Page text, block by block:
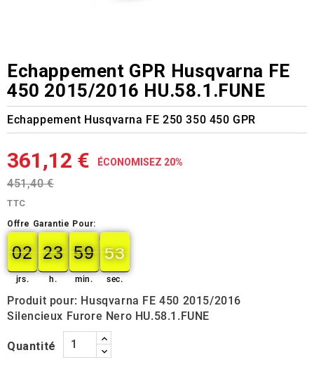
Echappement GPR Husqvarna FE
450 2015/2016 HU.58.1.FUNE
Echappement Husqvarna FE 250 350 450 GPR
361,12 € ÉCONOMISEZ 20%
451,40 €
TTC
Offre Garantie Pour:
02
02
00
jrs.
23
23
00
h.
59
59
00
min.
52
52
53
sec.
Produit pour: Husqvarna FE 450 2015/2016
Silencieux Furore Nero HU.58.1.FUNE
Quantité